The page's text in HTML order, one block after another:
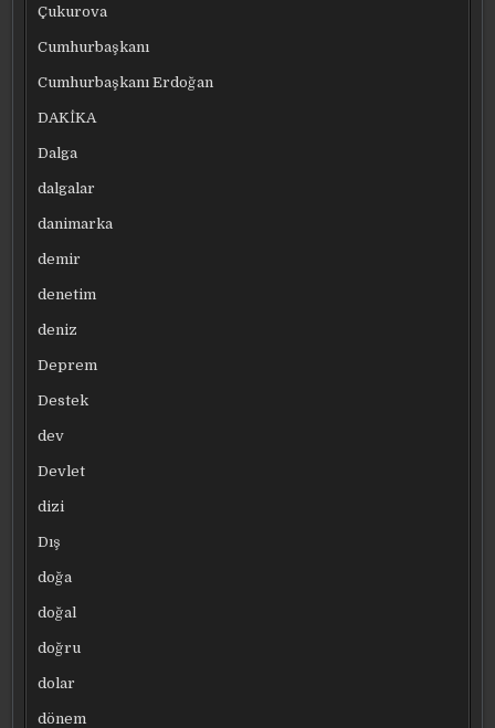
Çukurova
Cumhurbaşkanı
Cumhurbaşkanı Erdoğan
DAKİKA
Dalga
dalgalar
danimarka
demir
denetim
deniz
Deprem
Destek
dev
Devlet
dizi
Dış
doğa
doğal
doğru
dolar
dönem